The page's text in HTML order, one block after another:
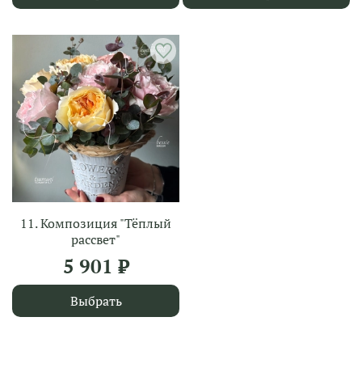
11. Композиция "Тёплый
рассвет"
5 901 ₽
Выбрать